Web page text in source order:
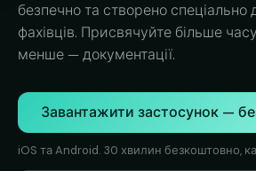
безпечно та створено
фахівців. Присвячуйте більше
менше — документації.
Завантажити застосунок —
iOS та Android. 30 хвилин безкоштовно,